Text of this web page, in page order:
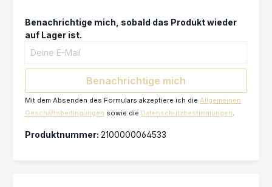
Benachrichtige mich, sobald das Produkt wieder
auf Lager ist.
Deine E-Mail
Benachrichtige mich
Mit dem Absenden des Formulars akzeptiere ich die Allgemeinen
Geschäftsbedingungen sowie die Datenschutzbestimmungen
Produktnummer: 2100000064533